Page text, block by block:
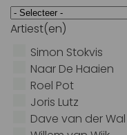
Artiest(en)
Simon Stokvis
Naar De Haaien
Roel Pot
Joris Lutz
Dave van der Wal